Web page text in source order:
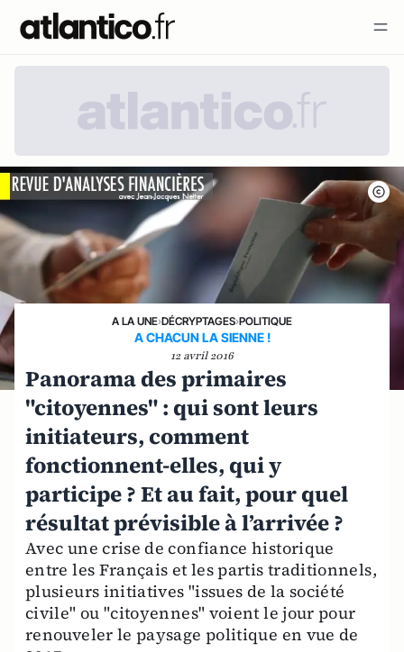
A LA UNE›DÉCRYPTAGES›POLITIQUE
A CHACUN LA SIENNE !
12 avril 2016
Panorama des primaires
"citoyennes" : qui sont leurs
initiateurs, comment
fonctionnent-elles, qui y
participe ? Et au fait, pour quel
résultat prévisible à l’arrivée ?
Avec une crise de confiance historique
entre les Français et les partis traditionnels,
plusieurs initiatives "issues de la société
civile" ou "citoyennes" voient le jour pour
renouveler le paysage politique en vue de